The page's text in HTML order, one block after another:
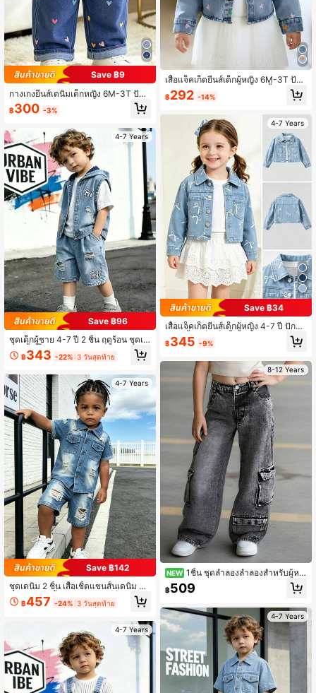
Save ฿9
กางเกงยีนส์เดนิมเด็กหญิง 6M-3T ปักหั
วใจสีสันแบบไม่สมมาตร เอวยืด กางเกง
ขาตรงแบบสบายๆ สีน้ำเงินเข้ม สำหรับ
฿300 -3%
4-7 Years
Save ฿96
ชุดเด็กผู้ชาย 4-7 ปี 2 ชิ้น ฤดูร้อน ชุดเด
นิม เสื้อกั๊กเดนิมแขนกุดมีฮู้ด & กางเกงข
าสั้นยีนส์ขาดขาด ชุดสตรีทแคชชวลเด็
฿343 -22% 3 วันสุดท้าย
4-7 Years
Save ฿142
ชุดเดนิม 2 ชิ้น เสื้อเชิ้ตแขนสั้นเดนิม กา
งเกงยีนส์ขาสั้นขาดๆ สำหรับเด็กผู้ชายวั
ยรุ่น ลายไล่สี ซักฟอก สไตล์สตรีท 4-7
฿457 -24% 3 วันสุดท้าย
4-7 Years
เสื้อแจ็คเก็ตยีนส์เด็กผู้หญิง 6M-3T ปัก
หัวใจสีสันไม่สมมาตร ปกคอเสื้อ คาร์ดิแ
กนสั้นแบบลำลอง สีฟ้าอ่อน สำหรับใส่ป
฿292 -14%
4-7 Years
Save ฿34
เสื้อแจ็คเก็ตยีนส์เด็กผู้หญิง 4-7 ปี ปักโบ
ว์ ปกเสื้อ แจ็คเก็ตสั้นลำลอง สีฟ้าอ่อน
สำหรับใส่ประจำวัน โรงเรียน และกลาง
฿345 -9%
8-12 Years
NEW 1ชิ้น ชุดลำลองลำลองสำหรับผู้หญิ
ง, ผ้าเดนิมซัก, กางเกงขากระบอกตรงท
รงหลวม, ไม่มีเข็มขัด, มีหลายกระเป๋า, ฤ
฿509
4-7 Years